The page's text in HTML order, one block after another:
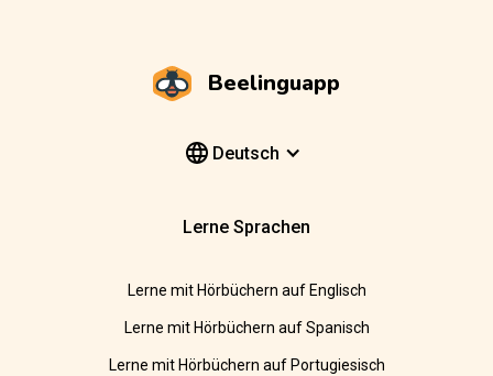
Beelinguapp
Deutsch
Lerne Sprachen
Lerne mit Hörbüchern auf Englisch
Lerne mit Hörbüchern auf Spanisch
Lerne mit Hörbüchern auf Portugiesisch